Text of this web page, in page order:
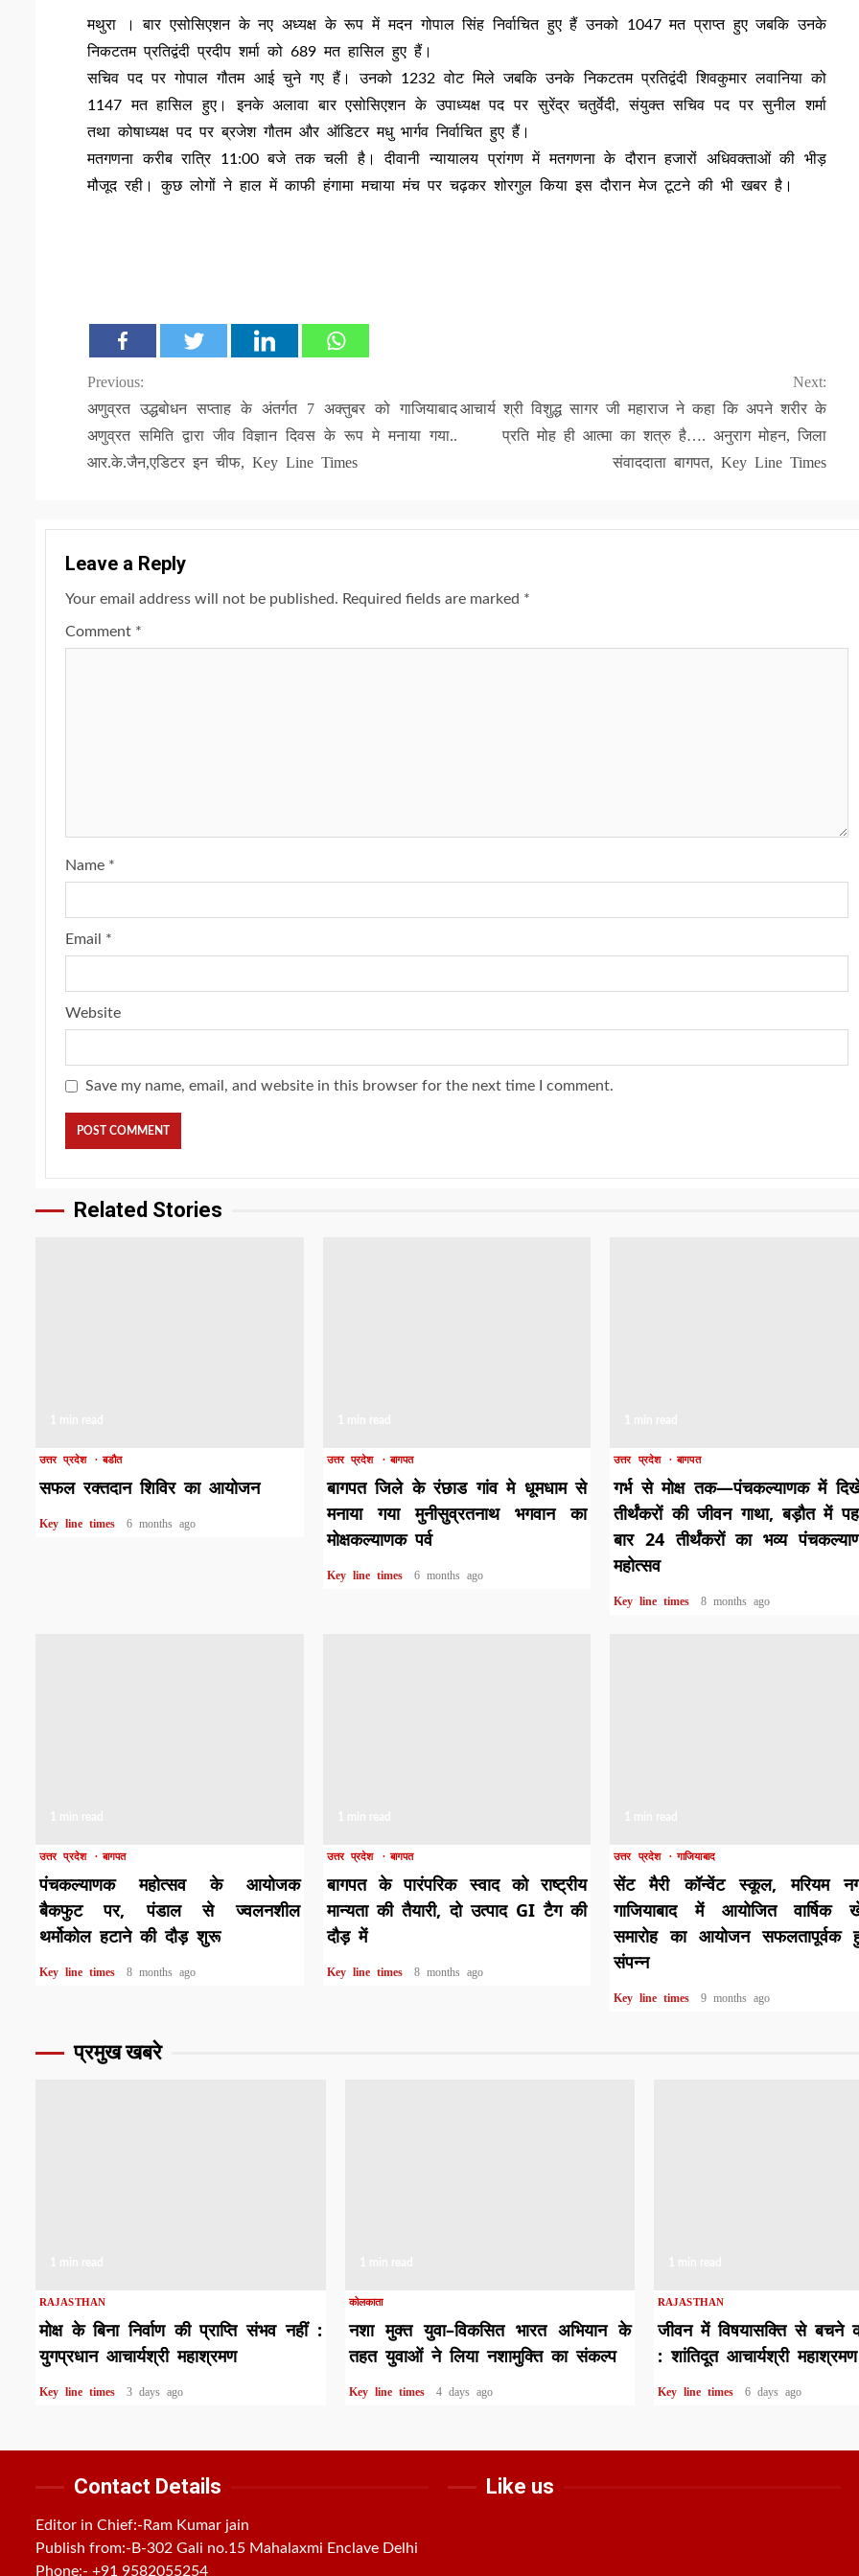
मथुरा । बार एसोसिएशन के नए अध्यक्ष के रूप में मदन गोपाल सिंह निर्वाचित हुए हैं उनको 1047 मत प्राप्त हुए जबकि उनके
निकटतम प्रतिद्वंदी प्रदीप शर्मा को 689 मत हासिल हुए हैं।
सचिव पद पर गोपाल गौतम आई चुने गए हैं। उनको 1232 वोट मिले जबकि उनके निकटतम प्रतिद्वंदी शिवकुमार लवानिया को
1147 मत हासिल हुए। इनके अलावा बार एसोसिएशन के उपाध्यक्ष पद पर सुरेंद्र चतुर्वेदी, संयुक्त सचिव पद पर सुनील शर्मा
तथा कोषाध्यक्ष पद पर ब्रजेश गौतम और ऑडिटर मधु भार्गव निर्वाचित हुए हैं।
मतगणना करीब रात्रि 11:00 बजे तक चली है। दीवानी न्यायालय प्रांगण में मतगणना के दौरान हजारों अधिवक्ताओं की भीड़
मौजूद रही। कुछ लोगों ने हाल में काफी हंगामा मचाया मंच पर चढ़कर शोरगुल किया इस दौरान मेज टूटने की भी खबर है।
Continue
Reading
Previous:
अणुव्रत उद्धबोधन सप्ताह के अंतर्गत 7 अक्तुबर को गाजियाबाद
अणुव्रत समिति द्वारा जीव विज्ञान दिवस के रूप मे मनाया गया..
आर.के.जैन,एडिटर इन चीफ, Key Line Times
Next:
आचार्य श्री विशुद्ध सागर जी महाराज ने कहा कि अपने शरीर के
प्रति मोह ही आत्मा का शत्रु है…. अनुराग मोहन, जिला
संवाददाता बागपत, Key Line Times
Leave a Reply
Your email address will not be published. Required fields are marked *
Comment *
Name *
Email *
Website
Save my name, email, and website in this browser for the next time I comment.
Related Stories
उत्तर प्रदेश बडौत
सफल रक्तदान शिविर का आयोजन
Key line times 6 months ago
उत्तर प्रदेश बागपत
बागपत जिले के रंछाड गांव मे धूमधाम से
मनाया गया मुनीसुव्रतनाथ भगवान का
मोक्षकल्याणक पर्व
Key line times 6 months ago
उत्तर प्रदेश बागपत
गर्भ से मोक्ष तक—पंचकल्याणक में
तीर्थंकरों की जीवन गाथा, बड़ौत में
बार 24 तीर्थंकरों का भव्य
महोत्सव
Key line times 8 months ago
उत्तर प्रदेश बागपत
पंचकल्याणक महोत्सव के आयोजक
बैकफुट पर, पंडाल से ज्वलनशील
थर्मोकोल हटाने की दौड़ शुरू
Key line times 8 months ago
उत्तर प्रदेश बागपत
बागपत के पारंपरिक स्वाद को राष्ट्रीय
मान्यता की तैयारी, दो उत्पाद GI टैग की
दौड़ में
Key line times 8 months ago
उत्तर प्रदेश गाजियाबाद
सेंट मैरी कॉन्वेंट स्कूल, मरियम
गाजियाबाद में आयोजित वार्षिक
समारोह का आयोजन सफलतापूर्वक
संपन्न
Key line times 9 months ago
प्रमुख खबरे
RAJASTHAN
मोक्ष के बिना निर्वाण की प्राप्ति संभव नहीं :
युगप्रधान आचार्यश्री महाश्रमण
Key line times 3 days ago
कोलकाता
नशा मुक्त युवा–विकसित भारत अभियान के
तहत युवाओं ने लिया नशामुक्ति का संकल्प
Key line times 4 days ago
RAJASTHAN
जीवन में विषयासक्ति से बचने
: शांतिदूत आचार्यश्री महाश्रमण
Key line times 6 days ago
Contact Details
Editor in Chief:-Ram Kumar jain
Publish from:- B-302 Gali no.15 Mahalaxmi Enclave Delhi
Phone:- +91 9582055254
Like us